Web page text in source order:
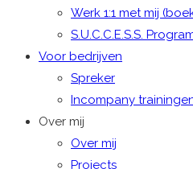
Werk 1:1 met mij
S.U.C.C.E.S.S.
Voor bedrijven
Spreker
Incompany
Over mij
Over mij
Projects